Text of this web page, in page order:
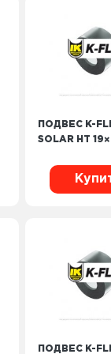
ПОДВЕС K-
SOLAR HT
ПОДВЕС K-